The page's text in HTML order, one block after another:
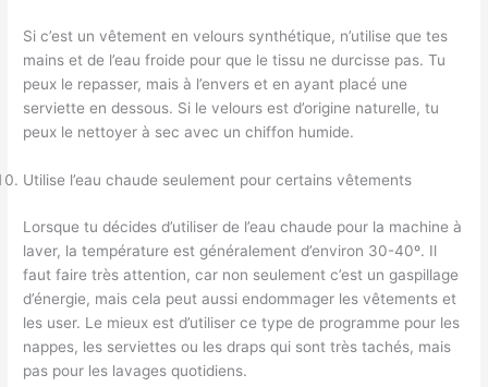
Si c’est un vêtement en velours synthétique, n’utilise que tes
mains et de l’eau froide pour que le tissu ne durcisse pas. Tu
peux le repasser, mais à l’envers et en ayant placé une
serviette en dessous. Si le velours est d’origine naturelle, tu
peux le nettoyer à sec avec un chiffon humide.
Utilise l’eau chaude seulement pour certains vêtements
Lorsque tu décides d’utiliser de l’eau chaude pour la machine à
laver, la température est généralement d’environ 30-40º. Il
faut faire très attention, car non seulement c’est un gaspillage
d’énergie, mais cela peut aussi endommager les vêtements et
les user. Le mieux est d’utiliser ce type de programme pour les
nappes, les serviettes ou les draps qui sont très tachés, mais
pas pour les lavages quotidiens.